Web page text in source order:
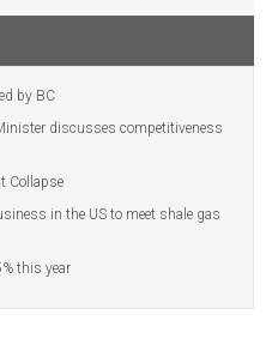
by BC
discusses competitiveness
Collapse
in the US to meet shale gas
this year